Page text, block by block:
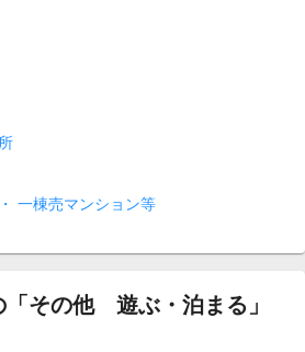
一棟売マンション等
その他 遊ぶ・泊まる」